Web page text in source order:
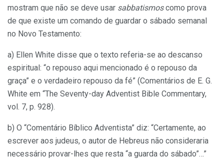
mostram que não se deve usar sabbatismoscomo prova
de que existe um comando de guardar o sábado semanal
no Novo Testamento:
a) Ellen White disse que o texto referia-se ao descanso
espiritual: “o repouso aqui mencionado é o repouso da
graça” e o verdadeiro repouso da fé” (Comentários de E. G.
White em “The Seventy-day Adventist Bible Commentary,
vol. 7, p. 928).
b) O “Comentário Bíblico Adventista” diz: “Certamente, ao
escrever aos judeus, o autor de Hebreus não consideraria
necessário provar-lhes que resta “a guarda do sábado”…”